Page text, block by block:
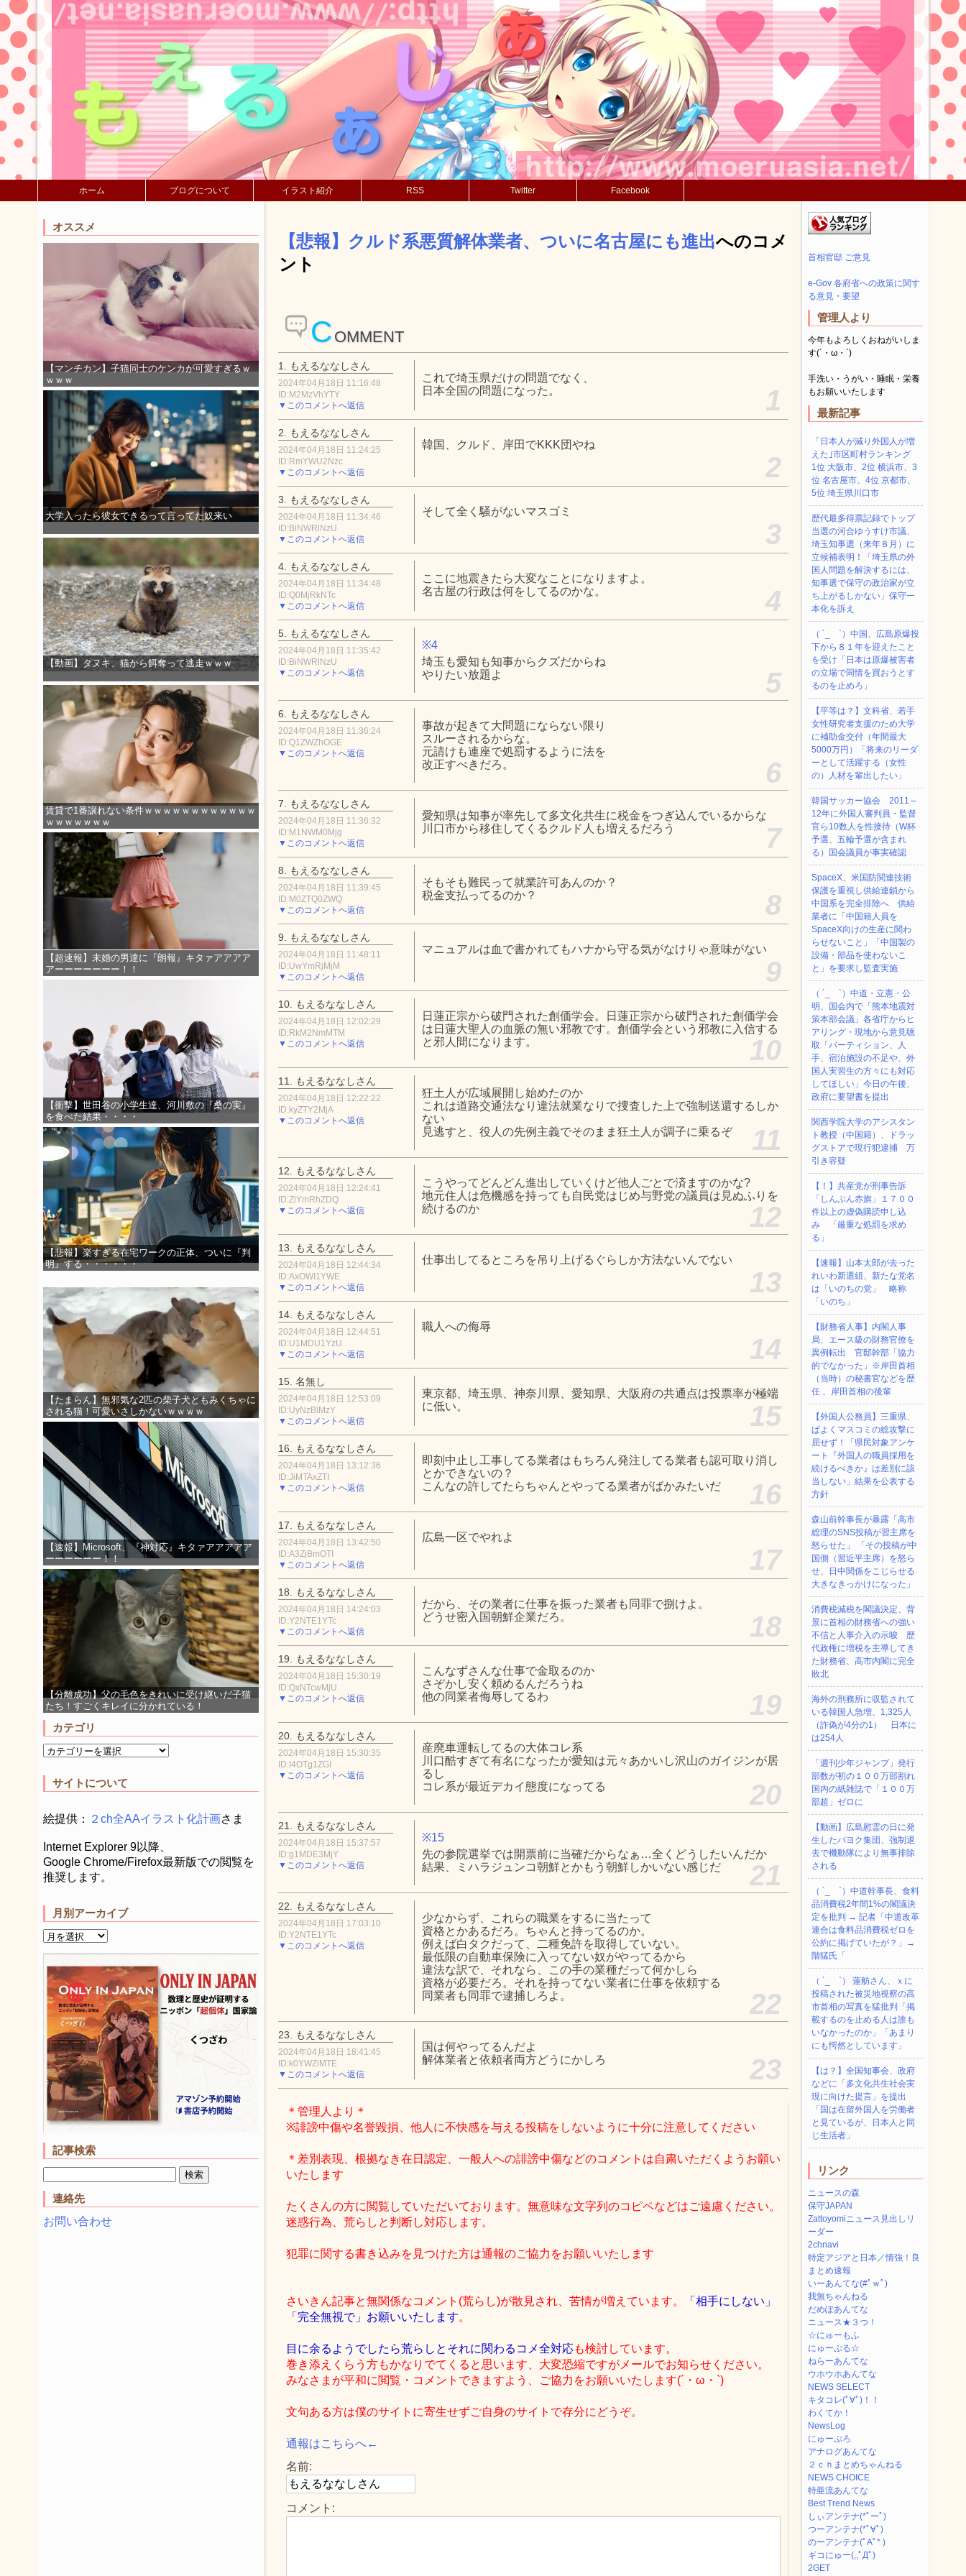
ホーム ブログについて イラスト紹介 RSS Twitter Facebook
オススメ
【マンチカン】子猫同士のケンカが可愛すぎるｗ
ｗｗｗ
大学入ったら彼女できるって言ってた奴来い
【動画】タヌキ、猫から餌奪って逃走ｗｗｗ
賃貸で1番譲れない条件ｗｗｗｗｗｗｗｗｗｗｗｗ
ｗｗｗｗｗｗｗ
【超速報】未婚の男達に『朗報』キタァアアアア
アーーーーーーー！！
【衝撃】世田谷の小学生達、河川敷の『桑の実』
を食べた結果・・・・
【悲報】楽すぎる在宅ワークの正体、ついに『判
明』する・・・・・・
【たまらん】無邪気な2匹の柴子犬ともみくちゃに
される猫！可愛いさしかないｗｗｗｗ
【速報】Microsoft、『神対応』キタァアアアアア
ーーーーーー！！
【分離成功】父の毛色をきれいに受け継いだ子猫
たち！すごくキレイに分かれている！
カテゴリ
サイトについて
絵提供： ２ch全AAイラスト化計画さま
Internet Explorer 9以降、
Google Chrome/Firefox最新版での閲覧を
推奨します。
月別アーカイブ
記事検索
連絡先
お問い合わせ
【悲報】クルド系悪質解体業者、ついに名古屋にも進出へのコメ
ント
C OMMENT
1. もえるななしさん
2024年04月18日 11:16:48
ID:M2MzVhYTY
▼このコメントへ返信
これで埼玉県だけの問題でなく、
日本全国の問題になった。
1
2. もえるななしさん
2024年04月18日 11:24:25
ID:RmYWU2Nzc
▼このコメントへ返信
韓国、クルド、岸田でKKK団やね
2
3. もえるななしさん
2024年04月18日 11:34:46
ID:BiNWRlNzU
▼このコメントへ返信
そして全く騒がないマスゴミ
3
4. もえるななしさん
2024年04月18日 11:34:48
ID:Q0MjRkNTc
▼このコメントへ返信
ここに地震きたら大変なことになりますよ。
名古屋の行政は何をしてるのかな。
4
5. もえるななしさん
2024年04月18日 11:35:42
ID:BiNWRlNzU
▼このコメントへ返信
※4
埼玉も愛知も知事からクズだからね
やりたい放題よ
5
6. もえるななしさん
2024年04月18日 11:36:24
ID:Q1ZWZhOGE
▼このコメントへ返信
事故が起きて大問題にならない限り
スルーされるからな。
元請けも連座で処罰するように法を
改正すべきだろ。
6
7. もえるななしさん
2024年04月18日 11:36:32
ID:M1NWM0Mjg
▼このコメントへ返信
愛知県は知事が率先して多文化共生に税金をつぎ込んでいるからな
川口市から移住してくるクルド人も増えるだろう
7
8. もえるななしさん
2024年04月18日 11:39:45
ID:M0ZTQ0ZWQ
▼このコメントへ返信
そもそも難民って就業許可あんのか？
税金支払ってるのか？
8
9. もえるななしさん
2024年04月18日 11:48:11
ID:UwYmRjMjM
▼このコメントへ返信
マニュアルは血で書かれてもハナから守る気がなけりゃ意味がない
9
10. もえるななしさん
2024年04月18日 12:02:29
ID:RkM2NmMTM
▼このコメントへ返信
日蓮正宗から破門された創価学会。日蓮正宗から破門された創価学会
は日蓮大聖人の血脈の無い邪教です。創価学会という邪教に入信する
と邪人間になります。
10
11. もえるななしさん
2024年04月18日 12:22:22
ID:kyZTY2MjA
▼このコメントへ返信
狂土人が広域展開し始めたのか
これは道路交通法なり違法就業なりで捜査した上で強制送還するしか
ない
見逃すと、役人の先例主義でそのまま狂土人が調子に乗るぞ
11
12. もえるななしさん
2024年04月18日 12:24:41
ID:ZlYmRhZDQ
▼このコメントへ返信
こうやってどんどん進出していくけど他人ごとで済ますのかな?
地元住人は危機感を持っても自民党はじめ与野党の議員は見ぬふりを
続けるのか
12
13. もえるななしさん
2024年04月18日 12:44:34
ID:AxOWI1YWE
▼このコメントへ返信
仕事出してるところを吊り上げるぐらしか方法ないんでない
13
14. もえるななしさん
2024年04月18日 12:44:51
ID:U1MDU1YzU
▼このコメントへ返信
職人への侮辱
14
15. 名無し
2024年04月18日 12:53:09
ID:UyNzBlMzY
▼このコメントへ返信
東京都、埼玉県、神奈川県、愛知県、大阪府の共通点は投票率が極端
に低い。
15
16. もえるななしさん
2024年04月18日 13:12:36
ID:JiMTAxZTI
▼このコメントへ返信
即刻中止し工事してる業者はもちろん発注してる業者も認可取り消し
とかできないの？
こんなの許してたらちゃんとやってる業者がばかみたいだ
16
17. もえるななしさん
2024年04月18日 13:42:50
ID:A3ZjBmOTI
▼このコメントへ返信
広島一区でやれよ
17
18. もえるななしさん
2024年04月18日 14:24:03
ID:Y2NTE1YTc
▼このコメントへ返信
だから、その業者に仕事を振った業者も同罪で捌けよ。
どうせ密入国朝鮮企業だろ。
18
19. もえるななしさん
2024年04月18日 15:30:19
ID:QxNTcwMjU
▼このコメントへ返信
こんなずさんな仕事で金取るのか
さぞかし安く頼めるんだろうね
他の同業者侮辱してるわ
19
20. もえるななしさん
2024年04月18日 15:30:35
ID:I4OTg1ZGI
▼このコメントへ返信
産廃車運転してるの大体コレ系
川口酷すぎて有名になったが愛知は元々あかいし沢山のガイジンが居
るし
コレ系が最近デカイ態度になってる
20
21. もえるななしさん
2024年04月18日 15:37:57
ID:g1MDE3MjY
▼このコメントへ返信
※15
先の参院選挙では開票前に当確だからなぁ…全くどうしたいんだか
結果、ミハラジュンコ朝鮮とかもう朝鮮しかいない感じだ
21
22. もえるななしさん
2024年04月18日 17:03:10
ID:Y2NTE1YTc
▼このコメントへ返信
少なからず、これらの職業をするに当たって
資格とかあるだろ。ちゃんと持ってるのか。
例えば白タクだって、二種免許を取得していない。
最低限の自動車保険に入ってない奴がやってるから
違法な訳で、それなら、この手の業種だって何かしら
資格が必要だろ。それを持ってない業者に仕事を依頼する
同業者も同罪で逮捕しろよ。
22
23. もえるななしさん
2024年04月18日 18:41:45
ID:k0YWZlMTE
▼このコメントへ返信
国は何やってるんだよ
解体業者と依頼者両方どうにかしろ
23
＊管理人より＊
※誹謗中傷や名誉毀損、他人に不快感を与える投稿をしないように十分に注意してください
＊差別表現、根拠なき在日認定、一般人への誹謗中傷などのコメントは自粛いただくようお願い
いたします
たくさんの方に閲覧していただいております。無意味な文字列のコピペなどはご遠慮ください。
迷惑行為、荒らしと判断し対応します。
犯罪に関する書き込みを見つけた方は通報のご協力をお願いいたします
さいきん記事と無関係なコメント(荒らし)が散見され、苦情が増えています。
「相手にしない」
「完全無視で」お願いいたします。
目に余るようでしたら荒らしとそれに関わるコメ全対応も検討しています。
巻き添えくらう方もかなりでてくると思います、大変恐縮ですがメールでお知らせください。
みなさまが平和に閲覧・コメントできますよう、ご協力をお願いいたします(´・ω・`)
文句ある方は僕のサイトに寄生せずご自身のサイトで存分にどうぞ。
通報はこちらへ←
名前:
コメント:
首相官邸 ご意見
e-Gov 各府省への政策に関す
る意見・要望
管理人より
今年もよろしくおねがいしま
す(´・ω・`)
手洗い・うがい・睡眠・栄養
もお願いいたします
最新記事
「日本人が減り外国人が増
えた｣市区町村ランキング
1位 大阪市、2位 横浜市、3
位 名古屋市、4位 京都市、
5位 埼玉県川口市
歴代最多得票記録でトップ
当選の河合ゆうすけ市議、
埼玉知事選（来年８月）に
立候補表明！「埼玉県の外
国人問題を解決するには、
知事選で保守の政治家が立
ち上がるしかない」保守一
本化を訴え
（ ´_ゝ`）中国、広島原爆投
下から８１年を迎えたこと
を受け「日本は原爆被害者
の立場で同情を買おうとす
るのを止めろ」
【平等は？】文科省、若手
女性研究者支援のため大学
に補助金交付（年間最大
5000万円）「将来のリーダ
ーとして活躍する（女性
の）人材を輩出したい」
韓国サッカー協会 2011～
12年に外国人審判員・監督
官ら10数人を性接待（W杯
予選、五輪予選が含まれ
る）国会議員が事実確認
SpaceX、米国防関連技術
保護を重視し供給連鎖から
中国系を完全排除へ 供給
業者に「中国籍人員を
SpaceX向けの生産に関わ
らせないこと」「中国製の
設備・部品を使わないこ
と」を要求し監査実施
（ ´_ゝ`）中道・立憲・公
明、国会内で「熊本地震対
策本部会議」各省庁からヒ
アリング・現地から意見聴
取「パーティション、人
手、宿泊施設の不足や、外
国人実習生の方々にも対応
してほしい」今日の午後、
政府に要望書を提出
関西学院大学のアシスタン
ト教授（中国籍）、ドラッ
グストアで現行犯逮捕 万
引き容疑
【！】共産党が刑事告訴
「しんぶん赤旗」１７００
件以上の虚偽購読申し込
み 「厳重な処罰を求め
る」
【速報】山本太郎が去った
れいわ新選組、新たな党名
は「いのちの党」 略称
「いのち」
【財務省人事】内閣人事
局、エース級の財務官僚を
異例転出 官邸幹部「協力
的でなかった」※岸田首相
（当時）の秘書官などを歴
任 、岸田首相の後輩
【外国人公務員】三重県、
ぱよくマスコミの総攻撃に
屈せず！「県民対象アンケ
ート『外国人の職員採用を
続けるべきか』は差別に該
当しない」結果を公表する
方針
森山前幹事長が暴露「高市
総理のSNS投稿が習主席を
怒らせた」 「その投稿が中
国側（習近平主席）を怒ら
せ、日中関係をこじらせる
大きなきっかけになった」
消費税減税を閣議決定、背
景に首相の財務省への強い
不信と人事介入の示唆 歴
代政権に増税を主導してき
た財務省、高市内閣に完全
敗北
海外の刑務所に収監されて
いる韓国人急増、1,325人
（詐偽が4分の1） 日本に
は254人
「週刊少年ジャンプ」発行
部数が初の１００万部割れ
国内の紙雑誌で「１００万
部超」ゼロに
【動画】広島慰霊の日に発
生したパヨク集団、強制退
去で機動隊により無事排除
される
（ ´_ゝ`）中道幹事長、食料
品消費税2年間1%の閣議決
定を批判 → 記者「中道改革
連合は食料品消費税ゼロを
公約に掲げていたが？」→
階猛氏「
（ ´_ゝ`） 蓮舫さん、ｘに
投稿された被災地視察の高
市首相の写真を猛批判「掲
載するのを止める人は誰も
いなかったのか」「あまり
にも愕然としています」
【は？】全国知事会、政府
などに「多文化共生社会実
現に向けた提言」を提出
「国は在留外国人を労働者
と見ているが、日本人と同
じ生活者」
リンク
ニュースの森
保守JAPAN
Zattoyomiニュース見出しリ
ーダー
2chnavi
特定アジアと日本／情強！良
まとめ速報
いーあんてな(#ﾟｗﾟ)
我無ちゃんねる
だめぽあんてな
ニュース★３つ！
☆にゅーもふ
にゅーぷる☆
ねらーあんてな
ウホウホあんてな
NEWS SELECT
キタコレ(ﾟ∀ﾟ)！！
わくてか！
NewsLog
にゅーぷろ
アナログあんてな
２ｃｈまとめちゃんねる
NEWS CHOICE
特亜流あんてな
Best Trend News
しぃアンテナ(*ﾟーﾟ)
つーアンテナ(*ﾟ∀ﾟ)
のーアンテナ(ﾟAﾟ* )
ギコにゅー(,,ﾟДﾟ)
2GET